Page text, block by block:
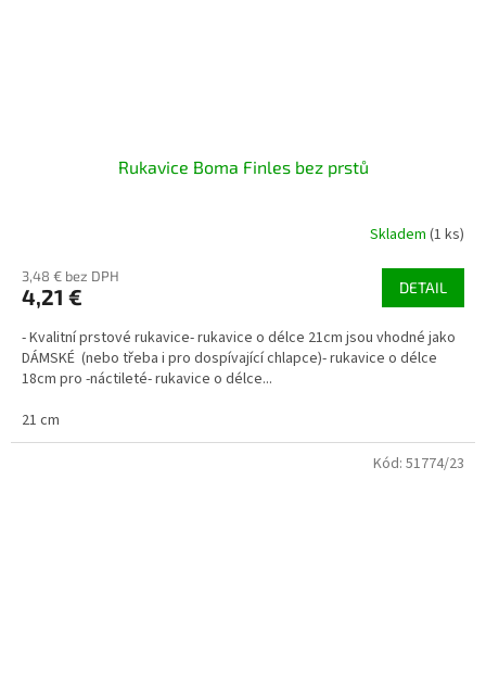
Rukavice Boma Finles bez prstů
Skladem (1 ks)
3,48 € bez DPH
4,21 € DETAIL
- Kvalitní prstové rukavice- rukavice o délce 21cm jsou vhodné jako
DÁMSKÉ (nebo třeba i pro dospívající chlapce)- rukavice o délce
18cm pro -náctileté- rukavice o délce...
21 cm
Kód: 51774/23